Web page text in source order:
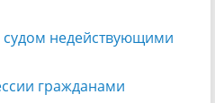
недействующими
гражданами